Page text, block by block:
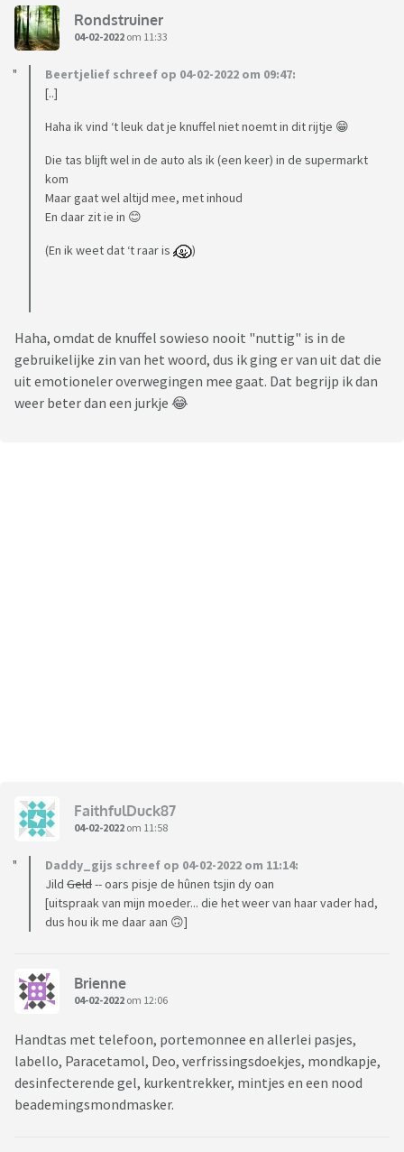
Rondstruiner
04-02-2022 om 11:33
Beertjelief schreef op 04-02-2022 om 09:47:
[..]
Haha ik vind ‘t leuk dat je knuffel niet noemt in dit rijtje 😁
Die tas blijft wel in de auto als ik (een keer) in de supermarkt
kom
Maar gaat wel altijd mee, met inhoud
En daar zit ie in 😊
(En ik weet dat ‘t raar is )
Haha, omdat de knuffel sowieso nooit "nuttig" is in de
gebruikelijke zin van het woord, dus ik ging er van uit dat die
uit emotioneler overwegingen mee gaat. Dat begrijp ik dan
weer beter dan een jurkje 😂
FaithfulDuck87
04-02-2022 om 11:58
Daddy_gijs schreef op 04-02-2022 om 11:14:
Jild Geld-- oars pisje de hûnen tsjin dy oan
[uitspraak van mijn moeder... die het weer van haar vader had,
dus hou ik me daar aan 🙃]
Brienne
04-02-2022 om 12:06
Handtas met telefoon, portemonnee en allerlei pasjes,
labello, Paracetamol, Deo, verfrissingsdoekjes, mondkapje,
desinfecterende gel, kurkentrekker, mintjes en een nood
beademingsmondmasker.